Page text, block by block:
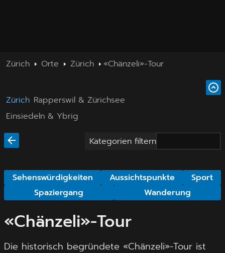
Zürich Orte Zürich «Chänzeli»-Tour
Zürich Rapperswil & Zürichsee
Einsiedeln & Ybrig
Kategorien filtern
Sehenswürdigkeiten Aussichtspunkte
Sport
Spaziergang
Wanderung
«Chänzeli»-Tour
Die historisch begründete «Chänzeli»-Tour ist